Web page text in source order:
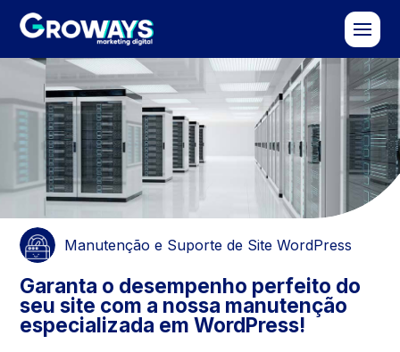
Manutenção e Suporte de Site WordPress
Garanta o desempenho perfeito do
seu site com a nossa manutenção
especializada em WordPress!